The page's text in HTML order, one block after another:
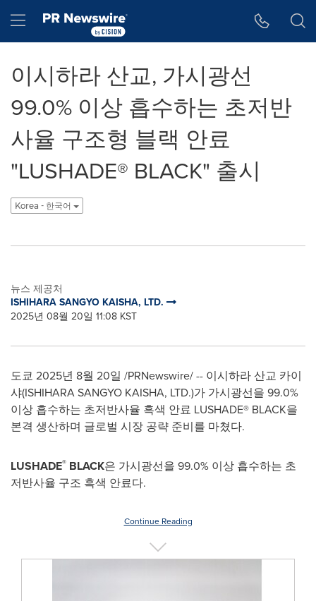
Hamburger menu
이시하라 산교, 가시광선
99.0% 이상 흡수하는 초저반
사율 구조형 블랙 안료
"LUSHADE® BLACK" 출시
Korea - 한국어
뉴스 제공처
ISHIHARA SANGYO KAISHA, LTD.
2025년 08월 20일 11:08 KST
도쿄 2025년 8월 20일 /PRNewswire/ -- 이시하라 산교 카이
샤(ISHIHARA SANGYO KAISHA, LTD.)가 가시광선을 99.0%
이상 흡수하는 초저반사율 흑색 안료 LUSHADE® BLACK을
본격 생산하며 글로벌 시장 공략 준비를 마쳤다.
LUSHADE® BLACK은 가시광선을 99.0% 이상 흡수하는 초
저반사율 구조 흑색 안료다.
Continue Reading